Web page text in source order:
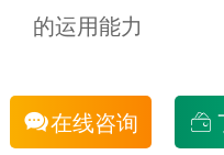
的运用能力
在线咨询